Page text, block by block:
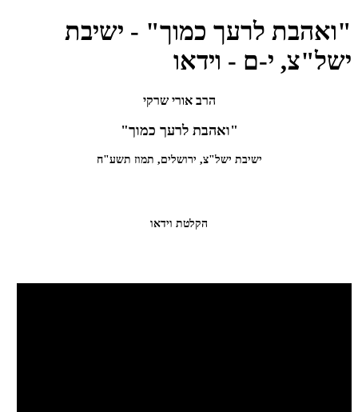
"ואהבת לרעך כמוך" - ישיבת
ישל"צ, י-ם - וידאו
הרב אורי שרקי
"ואהבת לרעך כמוך"
ישיבת ישל"צ, ירושלים, תמוז תשע"ח
הקלטת וידאו